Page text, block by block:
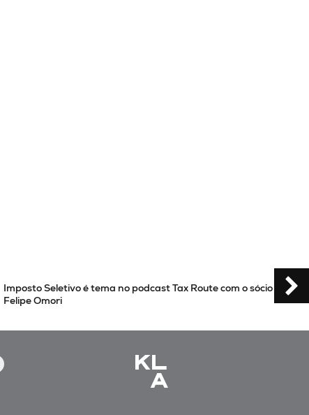
com o sócio
Filtro da relevância passa a valer para